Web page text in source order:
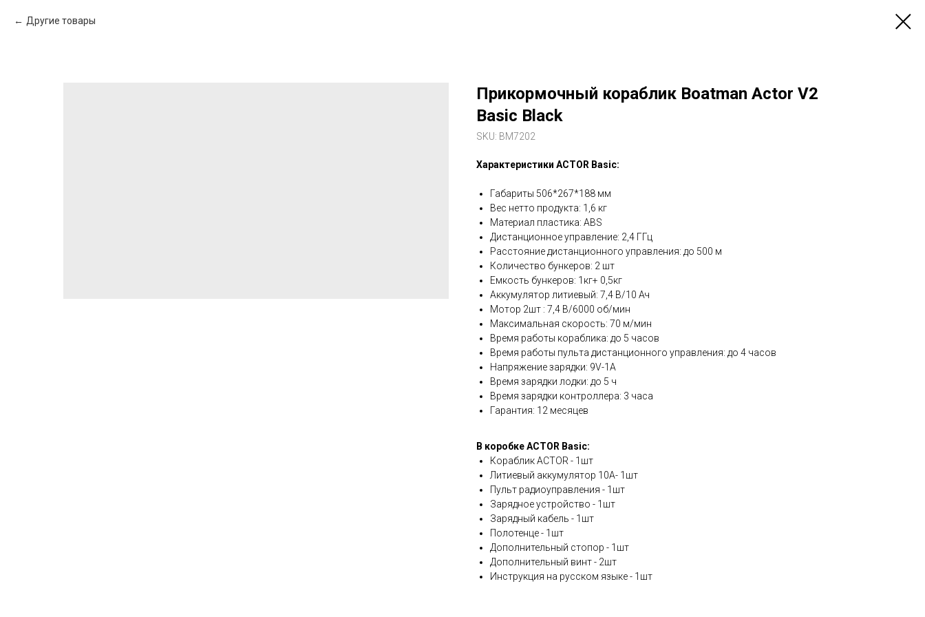
Другие товары
Прикормочный кораблик Boatman Actor V2
Basic Black
SKU: BM7202
Характеристики ACTOR Basic:
Габариты 506*267*188 мм
Вес нетто продукта: 1,6 кг
Материал пластика: ABS
Дистанционное управление: 2,4 ГГц
Расстояние дистанционного управления: до 500 м
Количество бункеров: 2 шт
Емкость бункеров: 1кг+ 0,5кг
Аккумулятор литиевый: 7,4 В/10 Ач
Мотор 2шт : 7,4 В/6000 об/мин
Максимальная скорость: 70 м/мин
Время работы кораблика: до 5 часов
Время работы пульта дистанционного управления: до 4 часов
Напряжение зарядки: 9V-1A
Время зарядки лодки: до 5 ч
Время зарядки контроллера: 3 часа
Гарантия: 12 месяцев
В коробке ACTOR Basic:
Кораблик ACTOR - 1шт
Литиевый аккумулятор 10A- 1шт
Пульт радиоуправления - 1шт
Зарядное устройство - 1шт
Зарядный кабель - 1шт
Полотенце - 1шт
Дополнительный стопор - 1шт
Дополнительный винт - 2шт
Инструкция на русском языке - 1шт